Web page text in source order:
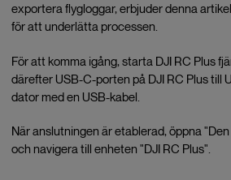
exportera flygloggar, erbjuder denna
för att underlätta processen.
För att komma igång, starta DJI RC Plus
därefter USB-C-porten på DJI RC Plus till
dator med en USB-kabel.
När anslutningen är etablerad, öppna
och navigera till enheten "DJI RC Plus".